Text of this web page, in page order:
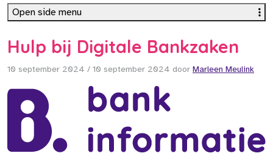
Hulp bij Digitale Bankzaken
10 september 2024 / 10 september 2024 door Marleen Meulink
Open side menu